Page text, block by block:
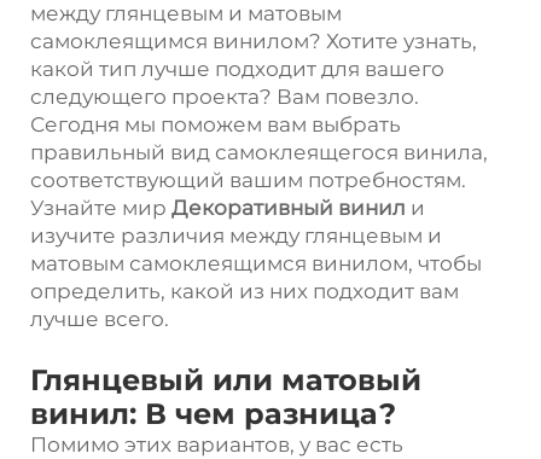
между глянцевым и матовым
самоклеящимся винилом? Хотите узнать,
какой тип лучше подходит для вашего
следующего проекта? Вам повезло.
Сегодня мы поможем вам выбрать
правильный вид самоклеящегося винила,
соответствующий вашим потребностям.
Узнайте мир Декоративный винил и
изучите различия между глянцевым и
матовым самоклеящимся винилом, чтобы
определить, какой из них подходит вам
лучше всего.
Глянцевый или матовый
винил: В чем разница?
Помимо этих вариантов, у вас есть